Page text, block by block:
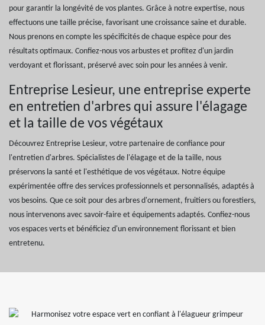
pour garantir la longévité de vos plantes. Grâce à notre expertise, nous
effectuons une taille précise, favorisant une croissance saine et durable.
Nous prenons en compte les spécificités de chaque espèce pour des
résultats optimaux. Confiez-nous vos arbustes et profitez d'un jardin
verdoyant et florissant, préservé avec soin pour les années à venir.
Entreprise Lesieur, une entreprise experte
en entretien d'arbres qui assure l'élagage
et la taille de vos végétaux
Découvrez Entreprise Lesieur, votre partenaire de confiance pour
l'entretien d'arbres. Spécialistes de l'élagage et de la taille, nous
préservons la santé et l'esthétique de vos végétaux. Notre équipe
expérimentée offre des services professionnels et personnalisés, adaptés à
vos besoins. Que ce soit pour des arbres d'ornement, fruitiers ou forestiers,
nous intervenons avec savoir-faire et équipements adaptés. Confiez-nous
vos espaces verts et bénéficiez d'un environnement florissant et bien
entretenu.